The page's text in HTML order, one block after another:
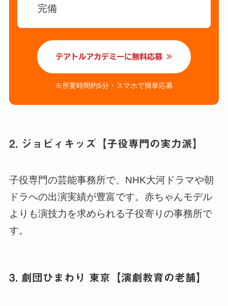
完備
テアトルアカデミーに無料応募 ≫
※所要時間約5分・スマホで簡単応募
2. ジョビィキッズ【子役専門の実力派】
子役専門の芸能事務所で、NHK大河ドラマや朝
ドラへの出演実績が豊富です。赤ちゃんモデル
よりも演技力を求められる子役寄りの事務所で
す。
3. 劇団ひまわり 東京【演劇教育の老舗】